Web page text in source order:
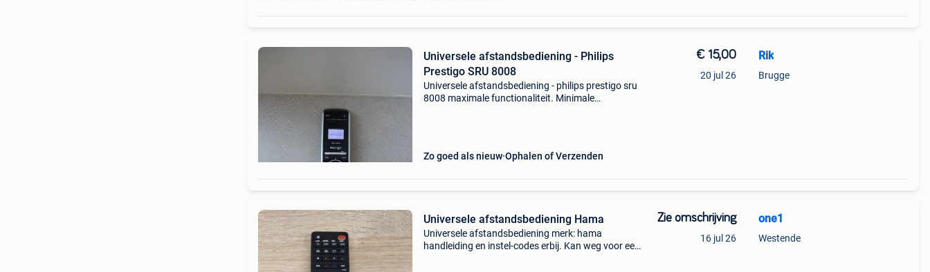
Universele afstandsbediening - Philips
Prestigo SRU 8008
Universele afstandsbediening - philips prestigo sru
8008 maximale functionaliteit. Minimale
Zo goed als nieuw Ophalen of Verzenden
€ 15,00
20 jul 26
Rik
Brugge
Universele afstandsbediening Hama
Universele afstandsbediening merk: hama
handleiding en instel-codes erbij. Kan weg voor een
Zie omschrijving
16 jul 26
one1
Westende